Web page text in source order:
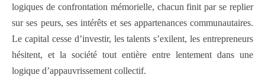
logiques de confrontation mémorielle, chacun finit par se replier
sur ses peurs, ses intérêts et ses appartenances communautaires.
Le capital cesse d’investir, les talents s’exilent, les entrepreneurs
hésitent, et la société tout entière entre lentement dans une
logique d’appauvrissement collectif.